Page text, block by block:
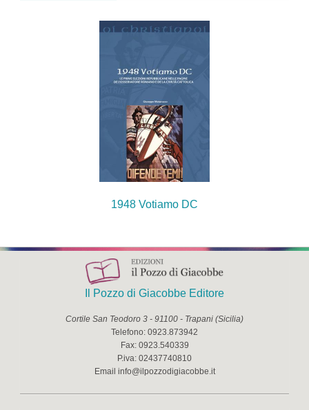
1948 Votiamo DC
Il Pozzo di Giacobbe Editore
Cortile San Teodoro 3 - 91100 - Trapani (Sicilia)
Telefono: 0923.873942
Fax: 0923.540339
P.iva: 02437740810
Email info@ilpozzodigiacobbe.it